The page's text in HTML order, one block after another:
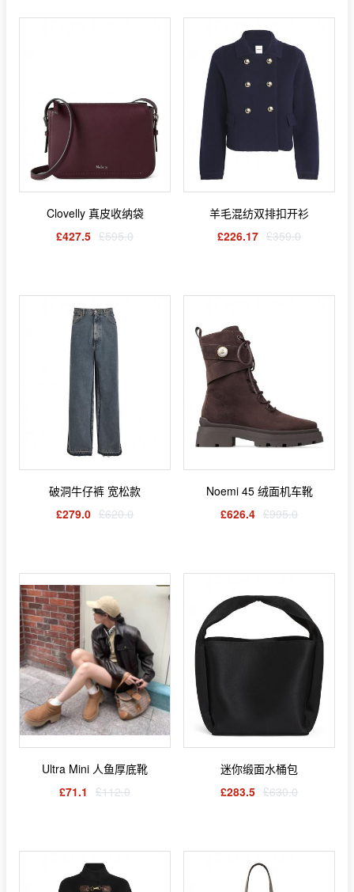
Clovelly 真皮收纳袋
£427.5 £595.0
羊毛混纺双排扣开衫
£226.17 £359.0
破洞牛仔裤 宽松款
£279.0 £620.0
Noemi 45 绒面机车靴
£626.4 £995.0
Ultra Mini 人鱼厚底靴
£71.1 £112.0
迷你缎面水桶包
£283.5 £630.0